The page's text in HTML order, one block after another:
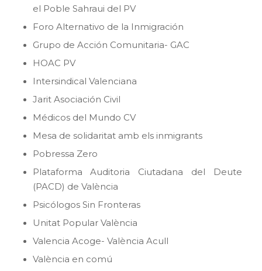
el Poble Sahraui del PV
Foro Alternativo de la Inmigración
Grupo de Acción Comunitaria- GAC
HOAC PV
Intersindical Valenciana
Jarit Asociación Civil
Médicos del Mundo CV
Mesa de solidaritat amb els inmigrants
Pobressa Zero
Plataforma Auditoria Ciutadana del Deute
(PACD) de València
Psicólogos Sin Fronteras
Unitat Popular València
Valencia Acoge- València Acull
València en comú